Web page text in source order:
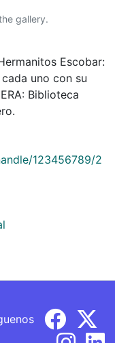
gallery.
Escobar:
uno con su
Biblioteca
123456789/2